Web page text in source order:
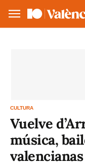
CULTURA
Vuelve
música,